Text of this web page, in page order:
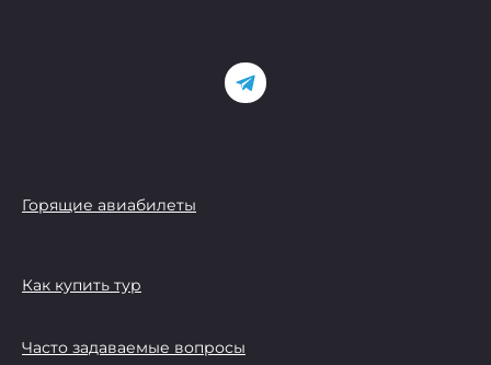
Горящие авиабилеты
Как купить тур
Часто задаваемые вопросы